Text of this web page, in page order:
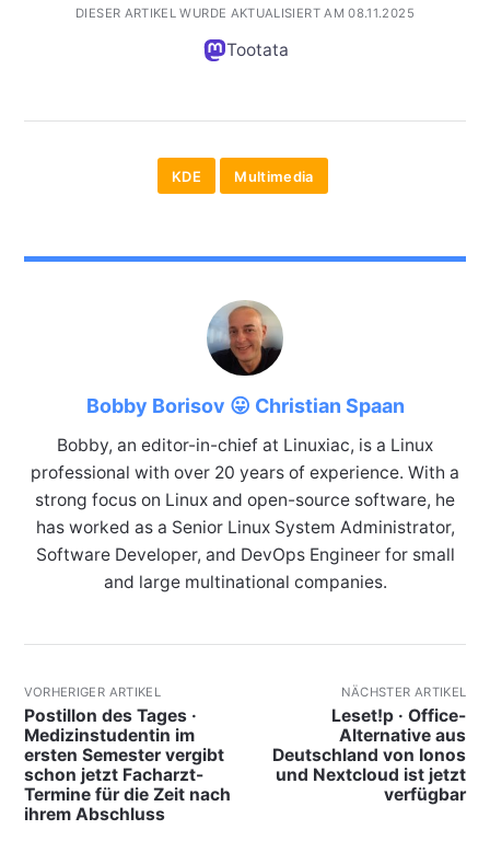
DIESER ARTIKEL WURDE AKTUALISIERT AM 08.11.2025
Tootata
KDE Multimedia
Bobby Borisov 😛 Christian Spaan
Bobby, an editor-in-chief at Linuxiac, is a Linux
professional with over 20 years of experience. With a
strong focus on Linux and open-source software, he
has worked as a Senior Linux System Administrator,
Software Developer, and DevOps Engineer for small
and large multinational companies.
VORHERIGER ARTIKEL
Postillon des Tages ·
Medizinstudentin im
ersten Semester vergibt
schon jetzt Facharzt-
Termine für die Zeit nach
ihrem Abschluss
NÄCHSTER ARTIKEL
Leset!p · Office-
Alternative aus
Deutschland von Ionos
und Nextcloud ist jetzt
verfügbar